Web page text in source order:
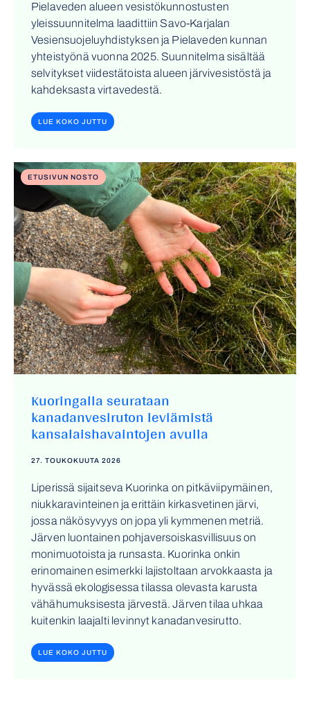
Pielaveden alueen vesistökunnostusten
yleissuunnitelma laadittiin Savo-Karjalan
Vesiensuojeluyhdistyksen ja Pielaveden kunnan
yhteistyönä vuonna 2025. Suunnitelma sisältää
selvitykset viidestätoista alueen järvivesistöstä ja
kahdeksasta virtavedestä.
LUE KOKO JUTTU
ETUSIVUN NOSTO
Kuoringalla seurataan
kanadanvesiruton leviämistä
kansalaishavaintojen avulla
27. TOUKOKUUTA 2026
Liperissä sijaitseva Kuorinka on pitkäviipymäinen,
niukkaravinteinen ja erittäin kirkasvetinen järvi,
jossa näkösyvyys on jopa yli kymmenen metriä.
Järven luontainen pohjaversoiskasvillisuus on
monimuotoista ja runsasta. Kuorinka onkin
erinomainen esimerkki lajistoltaan arvokkaasta ja
hyvässä ekologisessa tilassa olevasta karusta
vähähumuksisesta järvestä. Järven tilaa uhkaa
kuitenkin laajalti levinnyt kanadanvesirutto.
LUE KOKO JUTTU